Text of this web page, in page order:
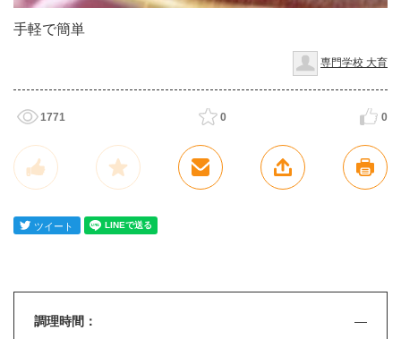
手軽で簡単
専門学校 大育
1771 0 0
調理時間： —